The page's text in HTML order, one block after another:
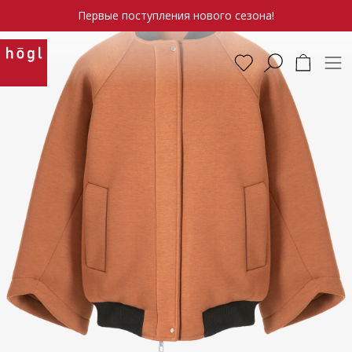
Первые поступления нового сезона!